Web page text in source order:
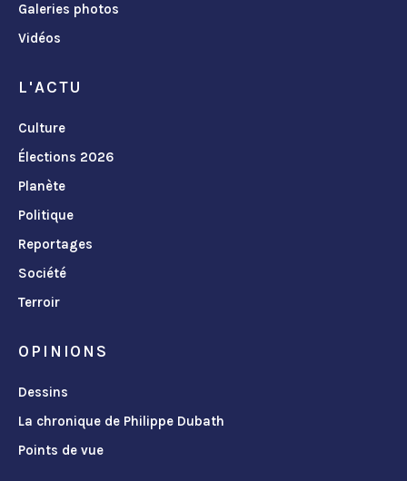
Galeries photos
Vidéos
L'ACTU
Culture
Élections 2026
Planète
Politique
Reportages
Société
Terroir
OPINIONS
Dessins
La chronique de Philippe Dubath
Points de vue